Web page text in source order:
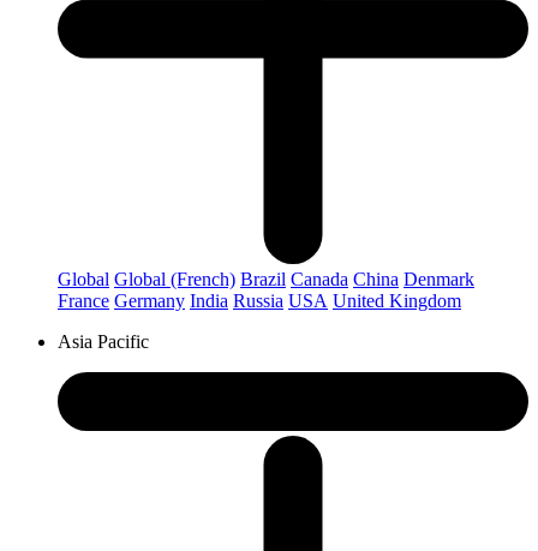
Global Global (French) Brazil Canada China Denmark
France Germany India Russia USA United Kingdom
Asia Pacific